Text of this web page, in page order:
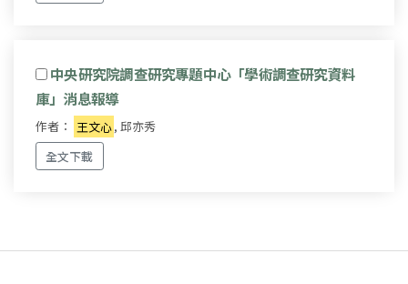
中央研究院調查研究專題中心「學術調查研究資料
庫」消息報導
作者： 王文心, 邱亦秀
全文下載